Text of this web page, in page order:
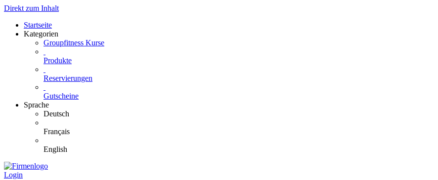
Direkt zum Inhalt
Startseite
Kategorien
Groupfitness Kurse
Produkte
Reservierungen
Gutscheine
Sprache
Deutsch
Français
English
Login